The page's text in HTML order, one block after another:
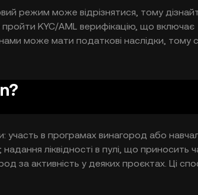
режим може відрізнятися, тому
пройти KYC/AML верифікацію, що включає
може мати податкові наслідки, тому
прозорих процедур платформи та
участь в програмах винагород або
ліквідності в пулі, що приносить
за активність у деяких проєктах. Ці
через волатильність еквівалентів,